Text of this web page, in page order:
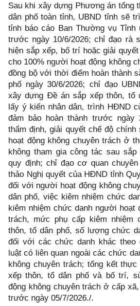
Sau khi xây dựng Phương án tổng
dân phố toàn tỉnh, UBND tỉnh sẽ
tỉnh báo cáo Ban Thường vụ
trước ngày 10/6/2026; chỉ đạo rà
hiện sắp xếp, bố trí hoặc giải
cho 100% người hoạt động không
đồng bộ với thời điểm hoàn thành
phố ngày 30/6/2026; chỉ đạo
xây dựng Đề án sắp xếp thôn, tổ
lấy ý kiến nhân dân, trình HĐND
đảm bảo hoàn thành trước ngày
thẩm định, giải quyết chế độ
hoạt động không chuyên trách ở
không tham gia công tác sau
quy định; chỉ đạo cơ quan
thảo Nghị quyết của HĐND tỉnh
đối với người hoạt động không
dân phố, việc kiêm nhiệm chức
kiêm nhiệm chức danh người hoạt
trách, mức phụ cấp kiêm nhiệm
thôn, tổ dân phố, số lượng chức
đối với các chức danh khác theo
luật có liên quan ngoài các chức
không chuyên trách; tổng kết
xếp thôn, tổ dân phố và bố trí,
động không chuyên trách ở cấp
trước ngày 05/7/2026./.